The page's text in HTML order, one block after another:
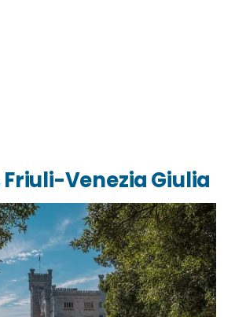
Friuli-Venezia Giulia